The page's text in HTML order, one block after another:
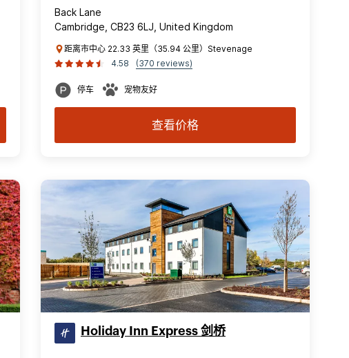
Back Lane
Cambridge, CB23 6LJ, United Kingdom
距离市中心 22.33 英里（35.94 公里）Stevenage
4.58
(370 reviews)
停车 宠物友好
查看价格
Holiday Inn Express 剑桥